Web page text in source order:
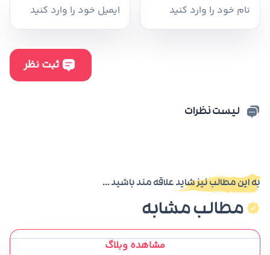
لیست نظرات
به این مطالب نیز شاید علاقه مند باشید ...
مطالب مشابه
مشاهده وبلاگ